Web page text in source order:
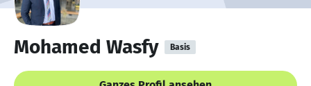
Mohamed Wasfy Basis